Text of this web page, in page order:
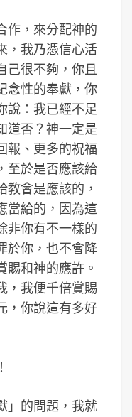
作，來分配神的
，我乃憑信心活
己很不夠，你且
念性的奉獻，你
說：我已經不足
道否？神一定是
報、更多的祝福
至於是否應該給
會是應該的，
當給的，因為這
非你有不一樣的
於你，也不會降
賜和神的應許。
，我便千倍賞賜
，你說這有多好
」的問題，我就